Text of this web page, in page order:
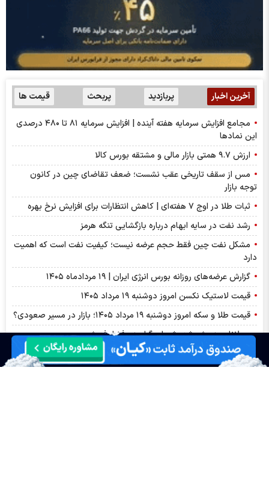
آخرین اخبار پربازدید پربحث قیمت ها
مجامع افزایش سرمایه هفته آینده | افزایش سرمایه ۸۱ تا ۴۸۰ درصدی
این نماد‌ها
ارزش ۹.۷ همتی بازار مالی و مشتقه بورس کالا
مس از سقف تاریخی عقب نشست؛ ضعف تقاضای چین در کانون
توجه بازار
ثبات طلا در اوج ۷ هفته‌ای | کاهش انتظارات برای افزایش نرخ بهره
رشد نفت در سایه ابهام درباره بازگشایی تنگه هرمز
مشکل نفت چین فقط حجم عرضه نیست؛ کیفیت نفت است که اهمیت
دارد
گزارش عرضه‌های روزانه بورس انرژی ایران | ۱۹ مردادماه ۱۴۰۵
قیمت لاستیک نکسن امروز دوشنبه ۱۹ مرداد ۱۴۰۵
قیمت طلا و سکه امروز دوشنبه ۱۹ مرداد ۱۴۰۵؛ بازار در مسیر صعودی؟
سولانا سبزپوش شد، شیبا و گرام زیر فشار فروش
جدول قیمت بلیط پرواز‌های پرتردد ۱۹ مرداد ماه ۱۴۰۵